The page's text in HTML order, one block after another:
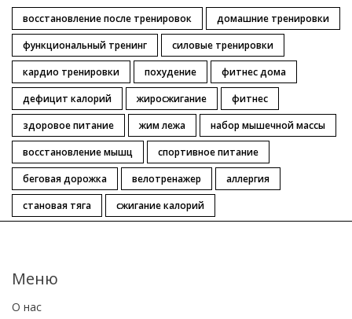
восстановление после тренировок
домашние тренировки
функциональный тренинг
силовые тренировки
кардио тренировки
похудение
фитнес дома
дефицит калорий
жиросжигание
фитнес
здоровое питание
жим лежа
набор мышечной массы
восстановление мышц
спортивное питание
беговая дорожка
велотренажер
аллергия
становая тяга
сжигание калорий
Меню
О нас